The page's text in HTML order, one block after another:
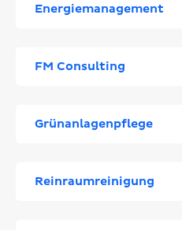
Energiemanagement
FM Consulting
Grünanlagenpflege
Reinraumreinigung